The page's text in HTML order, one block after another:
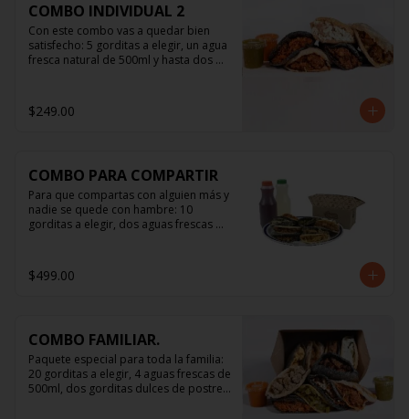
COMBO INDIVIDUAL 2
Con este combo vas a quedar bien
satisfecho: 5 gorditas a elegir, un agua
fresca natural de 500ml y hasta dos
$249.00
COMBO PARA COMPARTIR
Para que compartas con alguien más y
nadie se quede con hambre: 10
gorditas a elegir, dos aguas frescas
$499.00
COMBO FAMILIAR.
Paquete especial para toda la familia:
20 gorditas a elegir, 4 aguas frescas de
500ml, dos gorditas dulces de postre,